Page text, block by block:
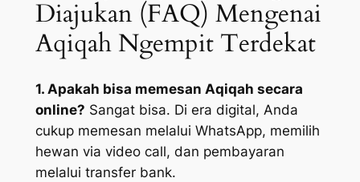
Diajukan (FAQ) Mengenai
Aqiqah Ngempit Terdekat
1. Apakah bisa memesan Aqiqah secara
online? Sangat bisa. Di era digital, Anda
cukup memesan melalui WhatsApp, memilih
hewan via video call, dan pembayaran
melalui transfer bank.